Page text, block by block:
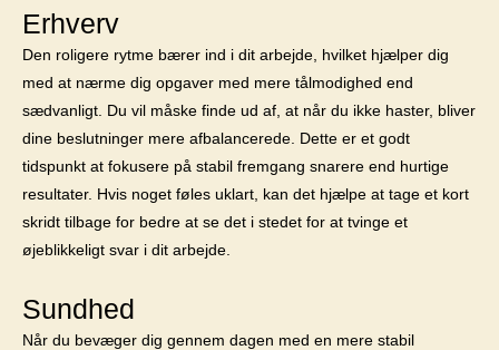
Erhverv
Den roligere rytme bærer ind i dit arbejde, hvilket hjælper dig
med at nærme dig opgaver med mere tålmodighed end
sædvanligt. Du vil måske finde ud af, at når du ikke haster, bliver
dine beslutninger mere afbalancerede. Dette er et godt
tidspunkt at fokusere på stabil fremgang snarere end hurtige
resultater. Hvis noget føles uklart, kan det hjælpe at tage et kort
skridt tilbage for bedre at se det i stedet for at tvinge et
øjeblikkeligt svar i dit arbejde.
Sundhed
Når du bevæger dig gennem dagen med en mere stabil